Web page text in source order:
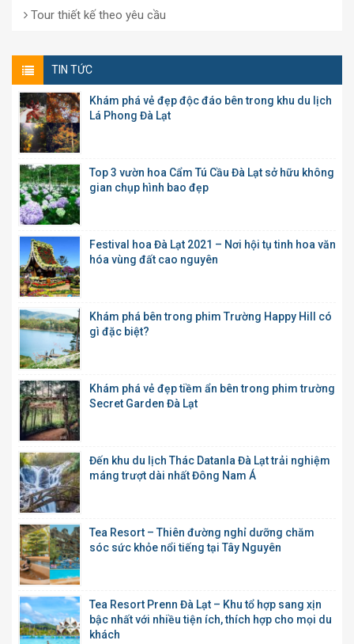
Tour thiết kế theo yêu cầu
TIN TỨC
Khám phá vẻ đẹp độc đáo bên trong khu du lịch
Lá Phong Đà Lạt
Top 3 vườn hoa Cẩm Tú Cầu Đà Lạt sở hữu không
gian chụp hình bao đẹp
Festival hoa Đà Lạt 2021 – Nơi hội tụ tinh hoa văn
hóa vùng đất cao nguyên
Khám phá bên trong phim Trường Happy Hill có
gì đặc biệt?
Khám phá vẻ đẹp tiềm ẩn bên trong phim trường
Secret Garden Đà Lạt
Đến khu du lịch Thác Datanla Đà Lạt trải nghiệm
máng trượt dài nhất Đông Nam Á
Tea Resort – Thiên đường nghỉ dưỡng chăm
sóc sức khỏe nổi tiếng tại Tây Nguyên
Tea Resort Prenn Đà Lạt – Khu tổ hợp sang xịn
bậc nhất với nhiều tiện ích, thích hợp cho mọi du
khách